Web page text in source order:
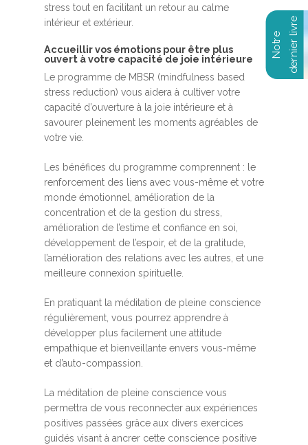
stress tout en facilitant un retour au calme
intérieur et extérieur.
Accueillir vos émotions pour être plus
ouvert à votre capacité de joie intérieure
Le programme de MBSR (mindfulness based
stress reduction) vous aidera à cultiver votre
capacité d’ouverture à la joie intérieure et à
savourer pleinement les moments agréables de
votre vie.
Les bénéfices du programme comprennent : le
renforcement des liens avec vous-même et votre
monde émotionnel, amélioration de la
concentration et de la gestion du stress,
amélioration de l’estime et confiance en soi,
développement de l’espoir, et de la gratitude,
l’amélioration des relations avec les autres, et une
meilleure connexion spirituelle.
En pratiquant la méditation de pleine conscience
régulièrement, vous pourrez apprendre à
développer plus facilement une attitude
empathique et bienveillante envers vous-même
et d’auto-compassion.
La méditation de pleine conscience vous
permettra de vous reconnecter aux expériences
positives passées grâce aux divers exercices
guidés visant à ancrer cette conscience positive